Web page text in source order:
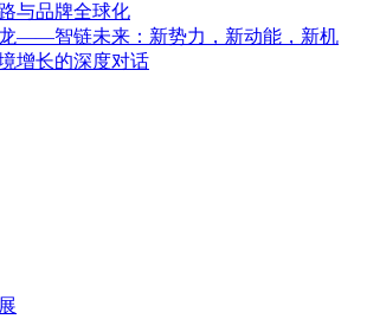
与品牌全球化
——智链未来：新势力，新动能，新机
增长的深度对话